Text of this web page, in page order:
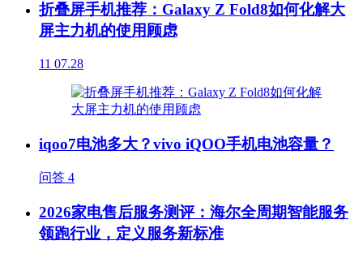
折叠屏手机推荐：Galaxy Z Fold8如何化解大
屏主力机的使用顾虑
11 07.28
iqoo7电池多大？vivo iQOO手机电池容量？
问答 4
2026家电售后服务测评：海尔全周期智能服务
领跑行业，定义服务新标准